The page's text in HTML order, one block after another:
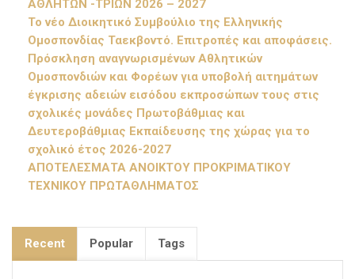
ΑΘΛΗΤΩΝ -ΤΡΙΩΝ 2026 – 2027
Το νέο Διοικητικό Συμβούλιο της Ελληνικής
Ομοσπονδίας Ταεκβοντό. Επιτροπές και αποφάσεις.
Πρόσκληση αναγνωρισμένων Αθλητικών
Ομοσπονδιών και Φορέων για υποβολή αιτημάτων
έγκρισης αδειών εισόδου εκπροσώπων τους στις
σχολικές μονάδες Πρωτοβάθμιας και
Δευτεροβάθμιας Εκπαίδευσης της χώρας για το
σχολικό έτος 2026-2027
ΑΠΟΤΕΛΕΣΜΑΤΑ ΑΝΟΙΚΤΟΥ ΠΡΟΚΡΙΜΑΤΙΚΟΥ
ΤΕΧΝΙΚΟΥ ΠΡΩΤΑΘΛΗΜΑΤΟΣ
Recent Popular Tags